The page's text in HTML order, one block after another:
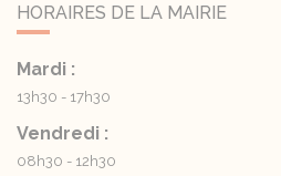
HORAIRES DE LA MAIRIE
Mardi :
13h30 - 17h30
Vendredi :
08h30 - 12h30